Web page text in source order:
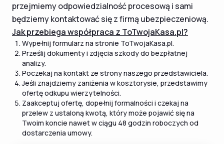
przejmiemy odpowiedzialność procesową i sami
będziemy kontaktować się z firmą ubezpieczeniową.
Jak przebiega współpraca z ToTwojaKasa.pl?
Wypełnij formularz na stronie ToTwojaKasa.pl.
Prześlij dokumenty i zdjęcia szkody do bezpłatnej
analizy.
Poczekaj na kontakt ze strony naszego przedstawiciela.
Jeśli znajdziemy zaniżenia w kosztorysie, przedstawimy
ofertę odkupu wierzytelności.
Zaakceptuj ofertę, dopełnij formalności i czekaj na
przelew z ustaloną kwotą, który może pojawić się na
Twoim koncie nawet w ciągu 48 godzin roboczych od
dostarczenia umowy.